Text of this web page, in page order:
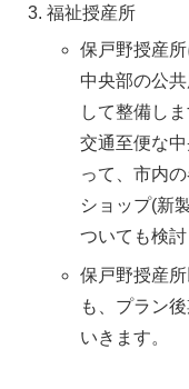
福祉授産所
保戸野授産
中央部の公
して整備しま
交通至便な
って、市内
ショップ(新
ついても検討
保戸野授産
も、プラン
いきます。